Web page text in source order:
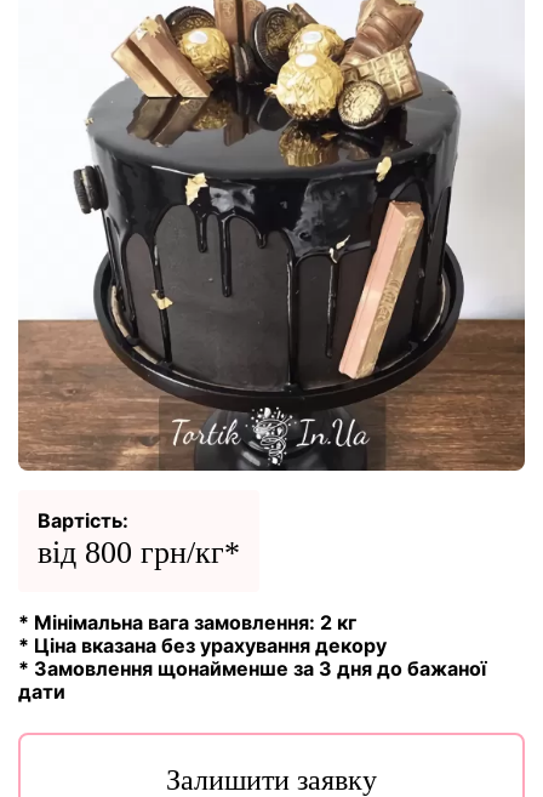
Вартість:
від 800 грн/кг*
* Мінімальна вага замовлення: 2 кг
* Ціна вказана без урахування декору
* Замовлення щонайменше за 3 дня до бажаної
дати
Залишити заявку